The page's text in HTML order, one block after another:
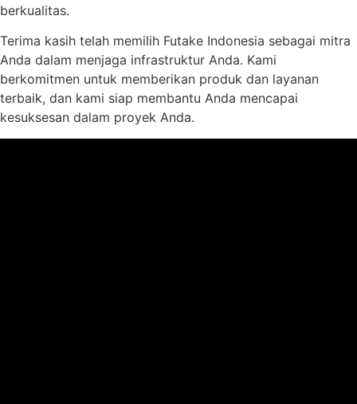
berkualitas.
Terima kasih telah memilih Futake Indonesia sebagai mitra
Anda dalam menjaga infrastruktur Anda. Kami
berkomitmen untuk memberikan produk dan layanan
terbaik, dan kami siap membantu Anda mencapai
kesuksesan dalam proyek Anda.